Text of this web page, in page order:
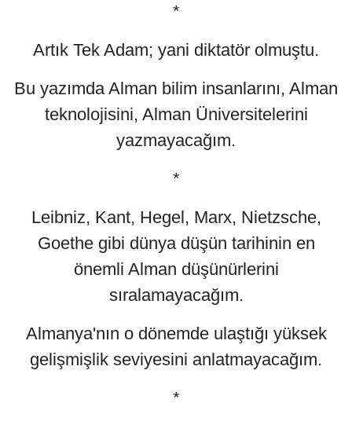
*
Artık Tek Adam; yani diktatör olmuştu.
Bu yazımda Alman bilim insanlarını, Alman
teknolojisini, Alman Üniversitelerini
yazmayacağım.
*
Leibniz, Kant, Hegel, Marx, Nietzsche,
Goethe gibi dünya düşün tarihinin en
önemli Alman düşünürlerini
sıralamayacağım.
Almanya'nın o dönemde ulaştığı yüksek
gelişmişlik seviyesini anlatmayacağım.
*